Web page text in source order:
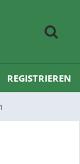
REGISTRIEREN